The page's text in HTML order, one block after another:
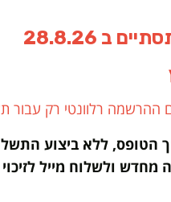
ההרשמה רלוונטי רק עבור
ללא ביצוע
ולשלוח מייל